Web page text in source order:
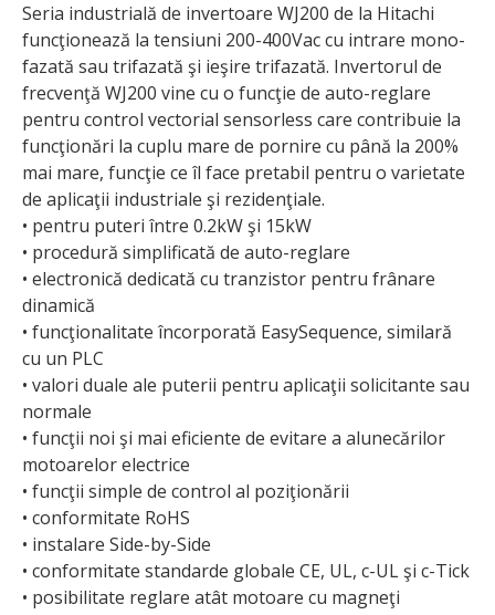
Seria industrială de invertoare WJ200 de la Hitachi
funcţionează la tensiuni 200-400Vac cu intrare mo­no­
fazată sau trifazată şi ieşire tri­fa­zată. Invertorul de
frecvenţă WJ200 vine cu o funcţie de auto-reglare
pentru control vectorial sensorless care contribuie la
funcţionări la cuplu mare de pornire cu până la 200%
mai mare, funcţie ce îl face pretabil pentru o varietate
de aplicaţii industriale şi rezidenţiale.
• pentru puteri între 0.2kW şi 15kW
• procedură simplificată de auto-reglare
• electronică dedicată cu tranzistor pentru frânare
dinamică
• funcţionalitate încorporată EasySequence, similară
cu un PLC
• valori duale ale puterii pentru aplicaţii solicitante sau
normale
• funcţii noi şi mai eficiente de evitare a alunecărilor
motoarelor electrice
• funcţii simple de control al poziţionării
• conformitate RoHS
• instalare Side-by-Side
• conformitate standarde globale CE, UL, c-UL şi c-Tick
• posibilitate reglare atât motoare cu magneţi